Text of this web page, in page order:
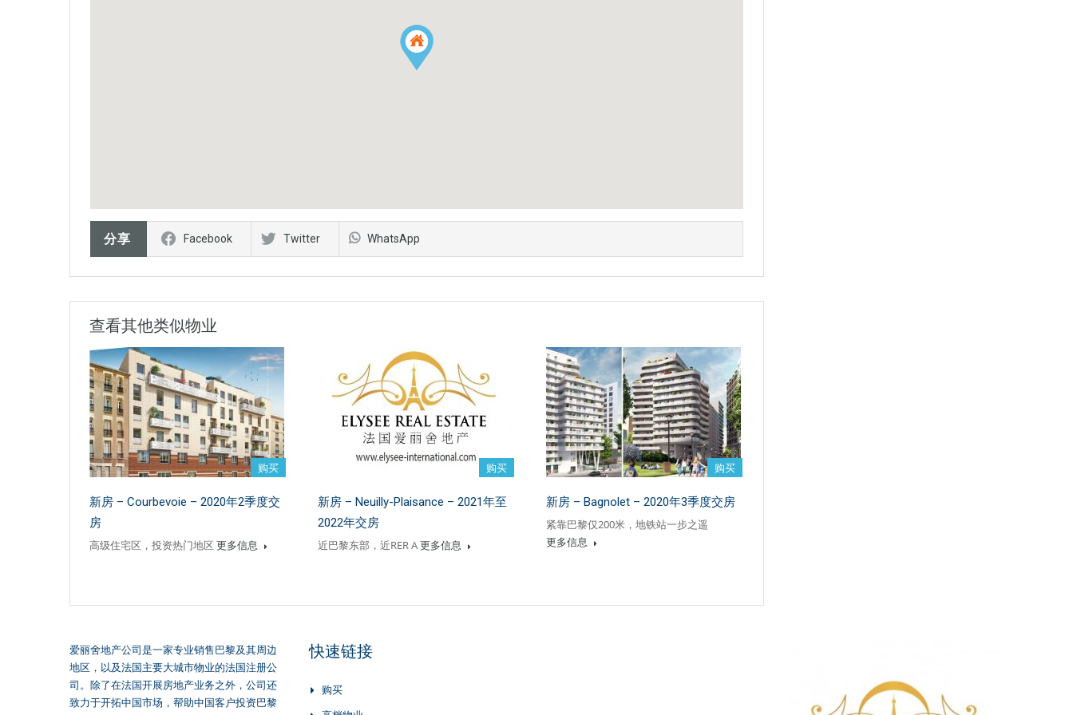
分享 Facebook Twitter WhatsApp
查看其他类似物业
购买
新房 – Courbevoie – 2020年2季度交
房
高级住宅区，投资热门地区 更多信息
购买
新房 – Neuilly-Plaisance – 2021年至
2022年交房
近巴黎东部，近RER A更多信息
购买
新房 – Bagnolet – 2020年3季度交房
紧靠巴黎仅200米，地铁站一步之遥
更多信息
爱丽舍地产公司是一家专业销售巴黎及其周边
地区，以及法国主要大城市物业的法国注册公
司。除了在法国开展房地产业务之外，公司还
致力于开拓中国市场，帮助中国客户投资巴黎
快速链接
购买